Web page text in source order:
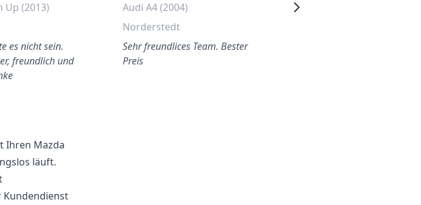
Up (2013)
es nicht sein.
freundlich und
Audi A4 (2004)
Norderstedt
Sehr freundlices Team. Bester
Preis
Mercedes A Klasse (2006)
Ihren Mazda
läuft.
Kundendienst